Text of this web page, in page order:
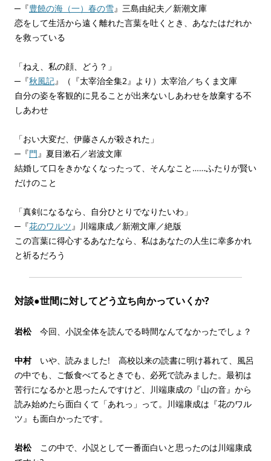
─『豊饒の海（一）春の雪』三島由紀夫／新潮文庫
恋をして生活から遠く離れた言葉を吐くとき、あなたはだれか
を救っている
「ねえ、私の顔、どう？」
─『秋風記』（『太宰治全集2』より）太宰治／ちくま文庫
自分の姿を客観的に見ることが出来ないしあわせを放棄する不
しあわせ
「おい大変だ、伊藤さんが殺された」
─『門』夏目漱石／岩波文庫
結婚して口をきかなくなったって、そんなこと……ふたりが賢い
だけのこと
「真剣になるなら、自分ひとりでなりたいわ」
─『花のワルツ』川端康成／新潮文庫／絶版
この言葉に得心するあなたなら、私はあなたの人生に幸多かれ
と祈るだろう
対談●世間に対してどう立ち向かっていくか?
岩松今回、小説全体を読んでる時間なんてなかったでしょ？
中村いや、読みました! 高校以来の読書に明け暮れて、風呂
の中でも、ご飯食べてるときでも、必死で読みました。最初は
苦行になるかと思ったんですけど、川端康成の『山の音』から
読み始めたら面白くて「あれっ」って。川端康成は『花のワル
ツ』も面白かったです。
岩松この中で、小説として一番面白いと思ったのは川端康成